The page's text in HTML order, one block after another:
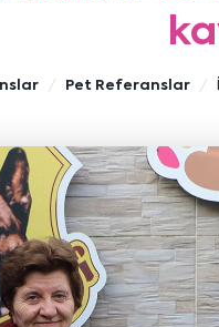
Pet Referanslar